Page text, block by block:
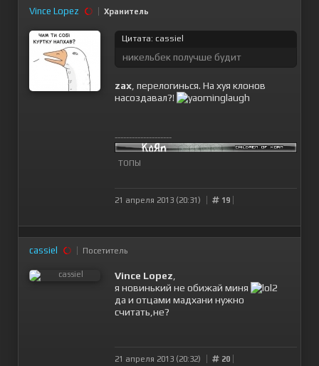
Vince Lopez Хранитель
Цитата: cassiel
никельбек получше будит
zax , перелогинься. На хуя клонов
насоздавал?!
--------------------
ТОПЫ
21 апреля 2013 (20:31) 19
cassiel Посетитель
Vince Lopez
я новинький не обижай миня
да и отцами мадхани нужно
считать,не?
21 апреля 2013 (20:32) 20